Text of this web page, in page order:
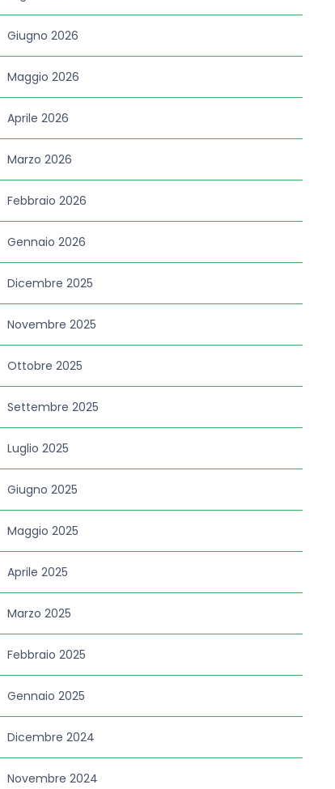
Giugno 2026
Maggio 2026
Aprile 2026
Marzo 2026
Febbraio 2026
Gennaio 2026
Dicembre 2025
Novembre 2025
Ottobre 2025
Settembre 2025
Luglio 2025
Giugno 2025
Maggio 2025
Aprile 2025
Marzo 2025
Febbraio 2025
Gennaio 2025
Dicembre 2024
Novembre 2024